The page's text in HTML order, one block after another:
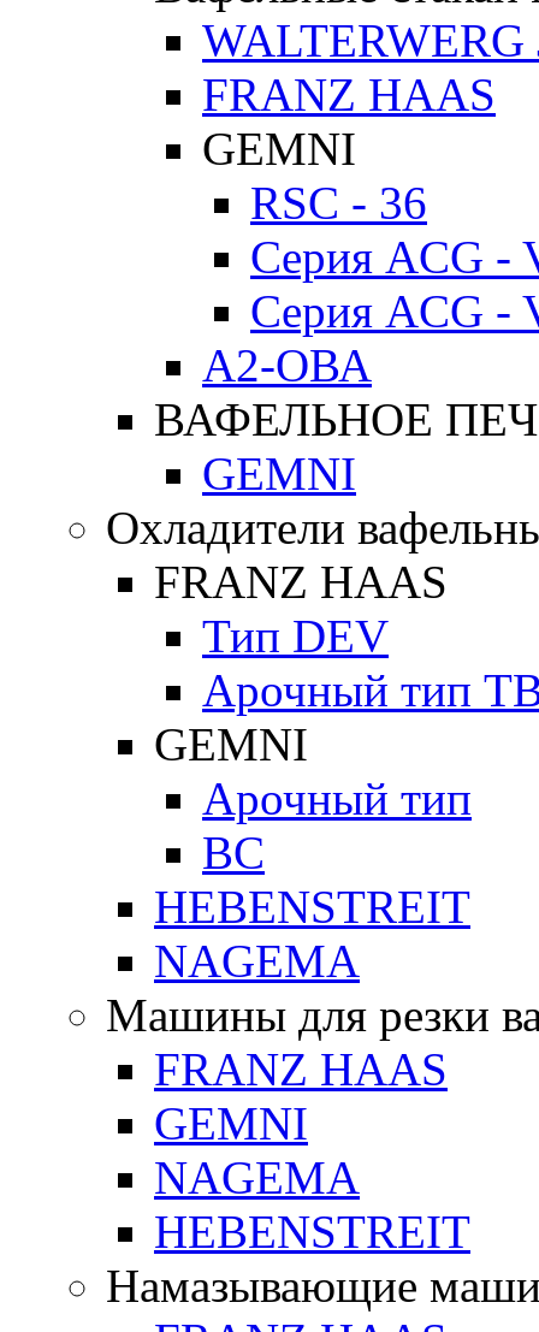
WALTERWERG
FRANZ HAAS
GEMNI
RSC - 36
Серия ACG -
Серия ACG -
А2-ОВА
ВАФЕЛЬНОЕ
GEMNI
Охладители
FRANZ HAAS
Тип DEV
Арочный тип
GEMNI
Арочный тип
ВС
HEBENSTREIT
NAGEMA
Машины для резки
FRANZ HAAS
GEMNI
NAGEMA
HEBENSTREIT
Намазывающие